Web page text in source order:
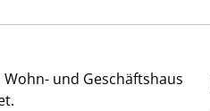
und Geschäftshaus